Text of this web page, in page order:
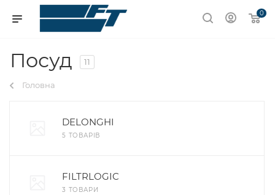
0
Посуд 11
Головна
DELONGHI
5 ТОВАРІВ
FILTRLOGIC
3 ТОВАРИ